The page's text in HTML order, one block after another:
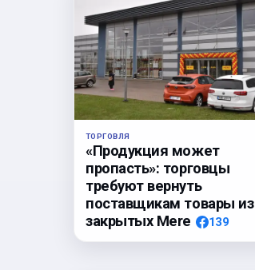
ТОРГОВЛЯ
«Продукция может
пропасть»: торговцы
требуют вернуть
поставщикам товары из
закрытых Mere
139